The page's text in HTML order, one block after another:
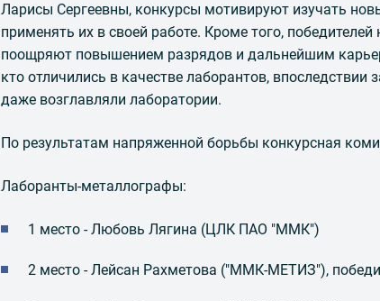
Ларисы Сергеевны, конкурсы мотивируют изучать
применять их в своей работе. Кроме того,
поощряют повышением разрядов и дальнейшим
кто отличились в качестве лаборантов,
даже возглавляли лаборатории.
По результатам напряженной борьбы конкурсная
Лаборанты-металлографы:
1 место - Любовь Лягина (ЦЛК ПАО "ММК")
2 место - Лейсан Рахметова ("ММК-МЕТИЗ"),